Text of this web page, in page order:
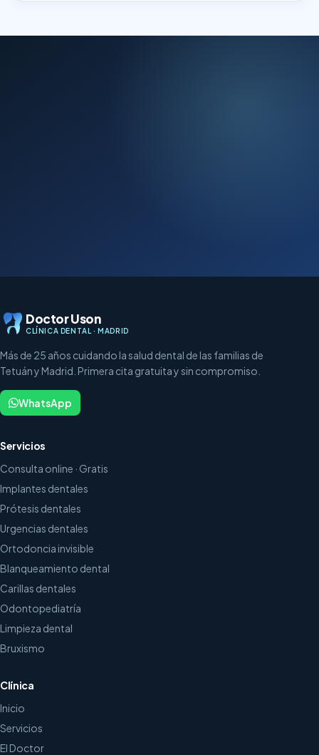
Doctor Uson
CLÍNICA DENTAL · MADRID
Más de 25 años cuidando la salud dental de las familias de
Tetuán y Madrid. Primera cita gratuita y sin compromiso.
WhatsApp
Servicios
Consulta online · Gratis
Implantes dentales
Prótesis dentales
Urgencias dentales
Ortodoncia invisible
Blanqueamiento dental
Carillas dentales
Odontopediatría
Limpieza dental
Bruxismo
Clínica
Inicio
Servicios
El Doctor